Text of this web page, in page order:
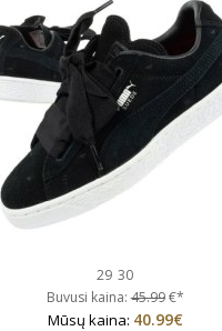
29 30
Buvusi kaina:45.99€*
Mūsų kaina: 40.99€